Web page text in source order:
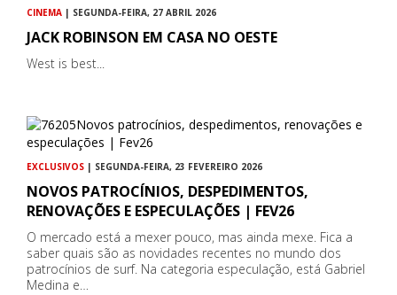
CINEMA | SEGUNDA-FEIRA, 27 ABRIL 2026
JACK ROBINSON EM CASA NO OESTE
West is best...
EXCLUSIVOS | SEGUNDA-FEIRA, 23 FEVEREIRO 2026
NOVOS PATROCÍNIOS, DESPEDIMENTOS,
RENOVAÇÕES E ESPECULAÇÕES | FEV26
O mercado está a mexer pouco, mas ainda mexe. Fica a
saber quais são as novidades recentes no mundo dos
patrocínios de surf. Na categoria especulação, está Gabriel
Medina e…